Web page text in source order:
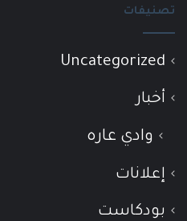
تصنيفات
Uncategorized
أخبار
وادي عاره
إعلانات
بودكاست